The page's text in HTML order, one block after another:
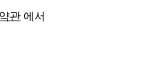
관 에서